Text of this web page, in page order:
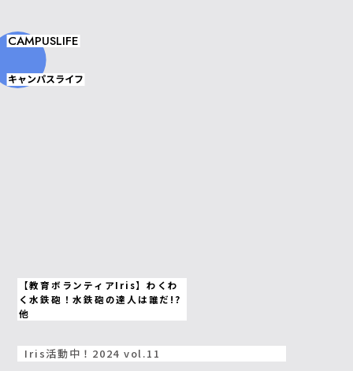
CAMPUSLIFE
キャンパスライフ
【教育ボランティアIris】わくわ
く水鉄砲！水鉄砲の達人は誰だ!?
他
Iris活動中！2024 vol.11